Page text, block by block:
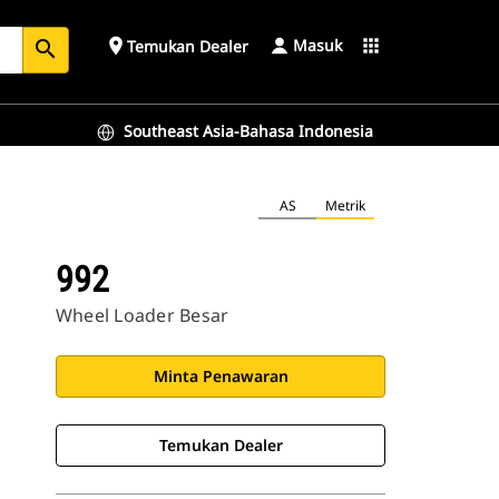
search place Temukan Dealer Masuk apps
Southeast Asia-Bahasa Indonesia
AS Metrik
992
Wheel Loader Besar
Minta Penawaran
Temukan Dealer